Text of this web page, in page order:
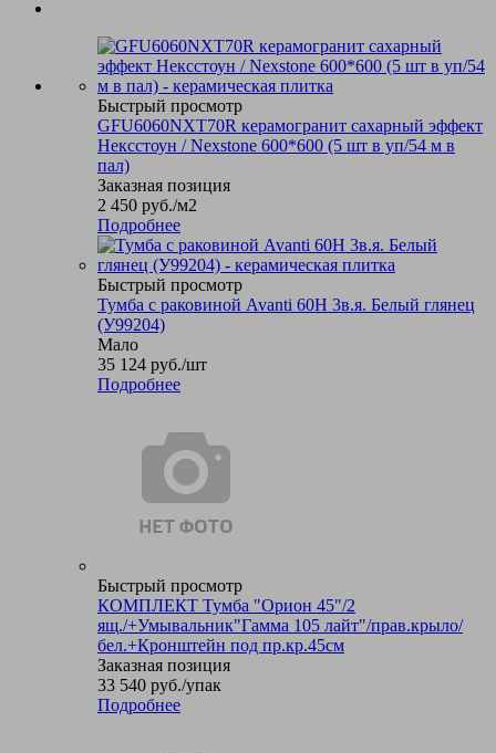
Быстрый просмотр
GFU6060NXT70R керамогранит сахарный эффект
Нексстоун / Nexstone 600*600 (5 шт в уп/54 м в
пал)
Заказная позиция
2 450 руб./м2
Подробнее
Быстрый просмотр
Тумба с раковиной Avanti 60Н 3в.я. Белый глянец
(У99204)
Мало
35 124 руб./шт
Подробнее
Быстрый просмотр
КОМПЛЕКТ Тумба "Орион 45"/2
ящ./+Умывальник"Гамма 105 лайт"/прав.крыло/
бел.+Кронштейн под пр.кр.45см
Заказная позиция
33 540 руб./упак
Подробнее